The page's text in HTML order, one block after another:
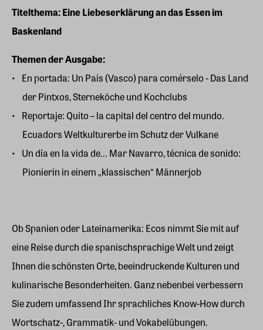
Titelthema: Eine Liebeserklärung an das Essen im
Baskenland
Themen der Ausgabe:
En portada: Un País (Vasco) para comérselo - Das Land
der Pintxos, Sterneköche und Kochclubs
Reportaje: Quito – la capital del centro del mundo.
Ecuadors Weltkulturerbe im Schutz der Vulkane
Un día en la vida de... Mar Navarro, técnica de sonido:
Pionierin in einem „klassischen“ Männerjob
Ob Spanien oder Lateinamerika: Ecos nimmt Sie mit auf
eine Reise durch die spanischsprachige Welt und zeigt
Ihnen die schönsten Orte, beeindruckende Kulturen und
kulinarische Besonderheiten. Ganz nebenbei verbessern
Sie zudem umfassend Ihr sprachliches Know-How durch
Wortschatz-, Grammatik- und Vokabelübungen.